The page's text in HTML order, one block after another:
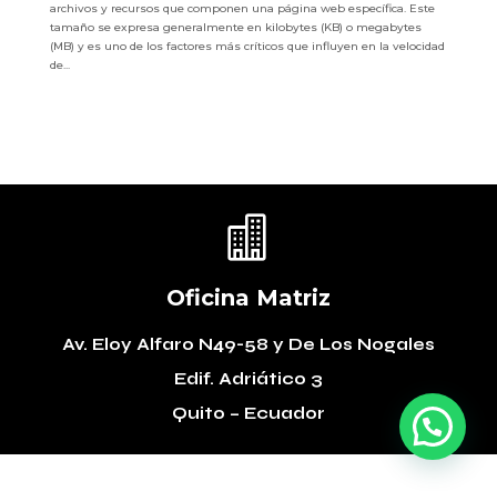
archivos y recursos que componen una página web específica. Este
tamaño se expresa generalmente en kilobytes (KB) o megabytes
(MB) y es uno de los factores más críticos que influyen en la velocidad
de...

Oficina Matriz
Av. Eloy Alfaro N49-58 y De Los Nogales
Edif. Adriático 3
Quito – Ecuador